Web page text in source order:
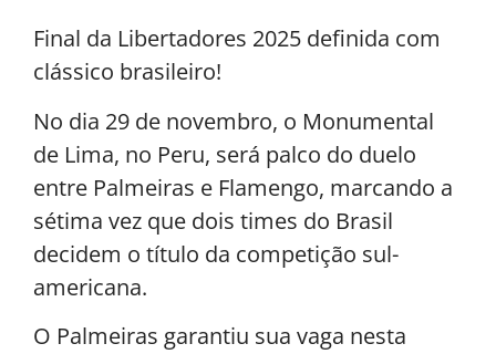
Final da Libertadores 2025 definida com
clássico brasileiro!
No dia 29 de novembro, o Monumental
de Lima, no Peru, será palco do duelo
entre Palmeiras e Flamengo, marcando a
sétima vez que dois times do Brasil
decidem o título da competição sul-
americana.
O Palmeiras garantiu sua vaga nesta